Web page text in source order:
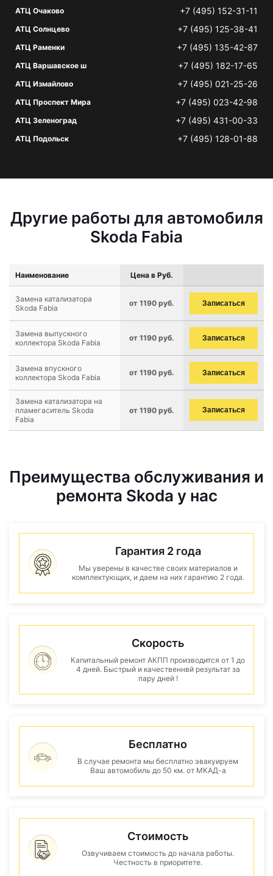
АТЦ Очаково +7 (495) 152-31-11
АТЦ Солнцево +7 (495) 125-38-41
АТЦ Раменки +7 (495) 135-42-87
АТЦ Варшавское ш +7 (495) 182-17-65
АТЦ Измайлово +7 (495) 021-25-26
АТЦ Проспект Мира +7 (495) 023-42-98
АТЦ Зеленоград +7 (495) 431-00-33
АТЦ Подольск +7 (495) 128-01-88
Другие работы для автомобиля
Skoda Fabia
Наименование Цена в Руб.
Замена катализатора
Skoda Fabia
от 1190 руб. Записаться
Замена выпускного
коллектора Skoda Fabia
от 1190 руб. Записаться
Замена впускного
коллектора Skoda Fabia
от 1190 руб. Записаться
Замена катализатора на
пламегаситель Skoda
Fabia
от 1190 руб. Записаться
Преимущества обслуживания и
ремонта Skoda у нас
Гарантия 2 года
Мы уверены в качестве своих материалов и
комплектующих, и даем на них гарантию 2 года.
Скорость
Капитальный ремонт АКПП производится от 1 до
4 дней. Быстрый и качественнвй результат за
пару дней !
Бесплатно
В случае ремонта мы бесплатно эвакуируем
Ваш автомобиль до 50 км. от МКАД-а
Стоимость
Озвучиваем стоимость до начала работы.
Честность в приоритете.